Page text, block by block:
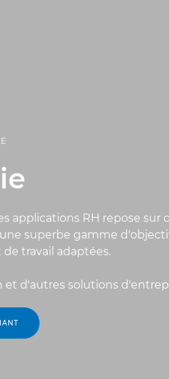
applications RH repose sur
superbe gamme
travail adaptées.
et d'autres solutions